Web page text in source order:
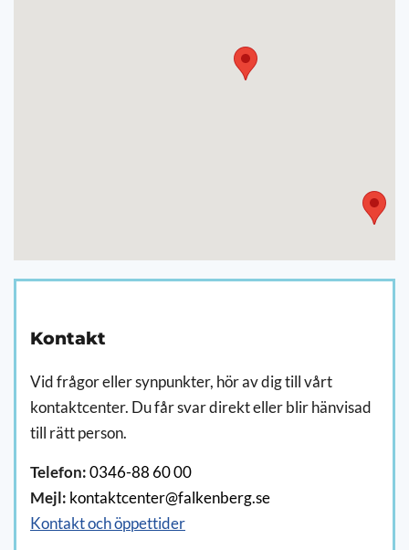
Kontakt
Vid frågor eller synpunkter, hör av dig till vårt
kontaktcenter. Du får svar direkt eller blir hänvisad
till rätt person.
Telefon: 0346-88 60 00
Mejl: kontaktcenter@falkenberg.se
Kontakt och öppettider